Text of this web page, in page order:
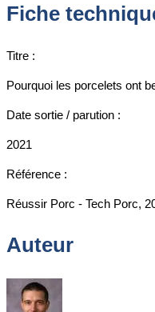
Fiche
Titre :
Pourquoi les porcelets ont
Date sortie / parution :
2021
Référence :
Réussir Porc - Tech Porc,
Auteur